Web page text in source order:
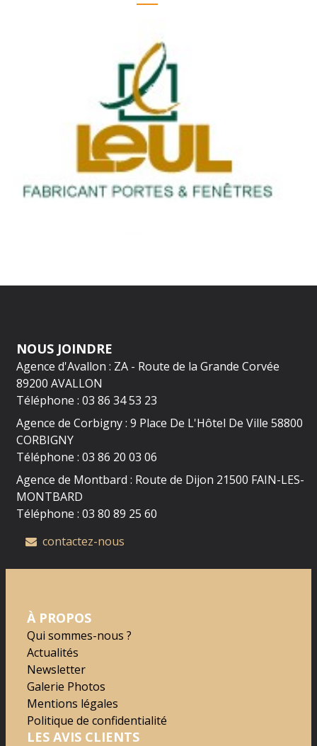
NOUS JOINDRE
Agence d'Avallon : ZA - Route de la Grande Corvée
89200 AVALLON
Téléphone : 03 86 34 53 23
Agence de Corbigny : 9 Place De L'Hôtel De Ville 58800
CORBIGNY
Téléphone : 03 86 20 03 06
Agence de Montbard : Route de Dijon 21500 FAIN-LES-
MONTBARD
Téléphone : 03 80 89 25 60
contactez-nous
À PROPOS
Qui sommes-nous ?
Actualités
Newsletter
Galerie Photos
Mentions légales
Politique de confidentialité
LES AVIS CLIENTS